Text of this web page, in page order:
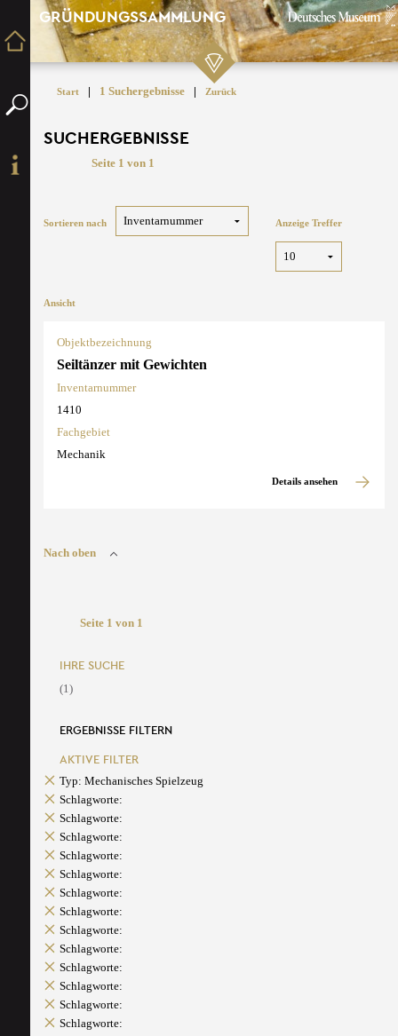
GRÜNDUNGSSAMMLUNG
Start | 1 Suchergebnisse | Zurück
SUCHERGEBNISSE
Seite 1 von 1
Sortieren nach Anzeige Treffer
Ansicht
Objektbezeichnung
Seiltänzer mit Gewichten
Inventarnummer
1410
Fachgebiet
Mechanik
Details ansehen
Nach oben
Seite 1 von 1
IHRE SUCHE
(1)
ERGEBNISSE FILTERN
AKTIVE FILTER
Typ: Mechanisches Spielzeug
Schlagworte:
Schlagworte:
Schlagworte:
Schlagworte:
Schlagworte:
Schlagworte:
Schlagworte:
Schlagworte:
Schlagworte:
Schlagworte:
Schlagworte:
Schlagworte:
Schlagworte: